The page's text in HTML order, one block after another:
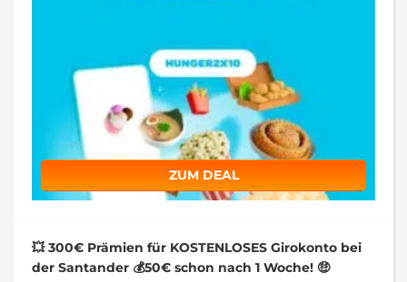
ZUM DEAL
💥 300€ Prämien für KOSTENLOSES Girokonto bei
der Santander 💰50€ schon nach 1 Woche! 🤑